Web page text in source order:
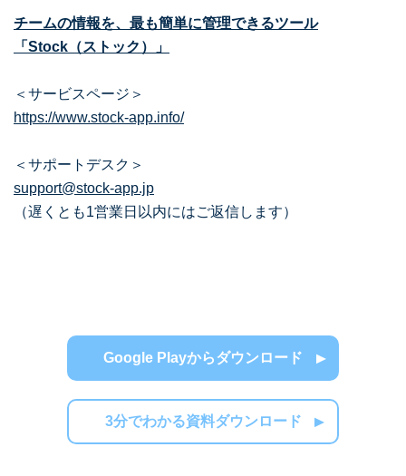
チームの情報を、最も簡単に管理できるツール
「Stock（ストック）」
＜サービスページ＞
https://www.stock-app.info/
＜サポートデスク＞
support@stock-app.jp
（遅くとも1営業日以内にはご返信します）
Google Playからダウンロード
3分でわかる資料ダウンロード